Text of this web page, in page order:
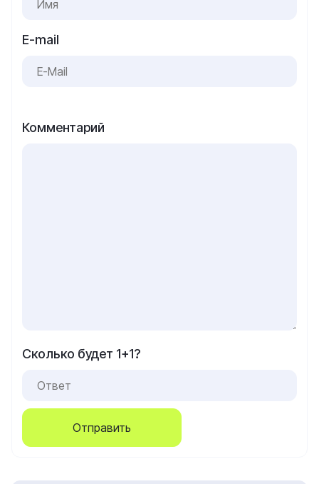
E-mail
Комментарий
Сколько будет 1+1?
Отправить